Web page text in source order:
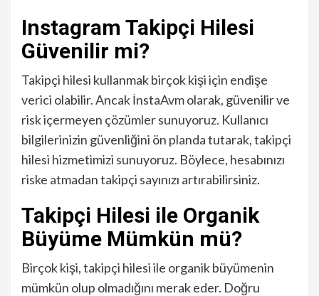
Instagram Takipçi Hilesi
Güvenilir mi?
Takipçi hilesi kullanmak birçok kişi için endişe
verici olabilir. Ancak İnstaAvm olarak, güvenilir ve
risk içermeyen çözümler sunuyoruz. Kullanıcı
bilgilerinizin güvenliğini ön planda tutarak, takipçi
hilesi hizmetimizi sunuyoruz. Böylece, hesabınızı
riske atmadan takipçi sayınızı artırabilirsiniz.
Takipçi Hilesi ile Organik
Büyüme Mümkün mü?
Birçok kişi, takipçi hilesi ile organik büyümenin
mümkün olup olmadığını merak eder. Doğru